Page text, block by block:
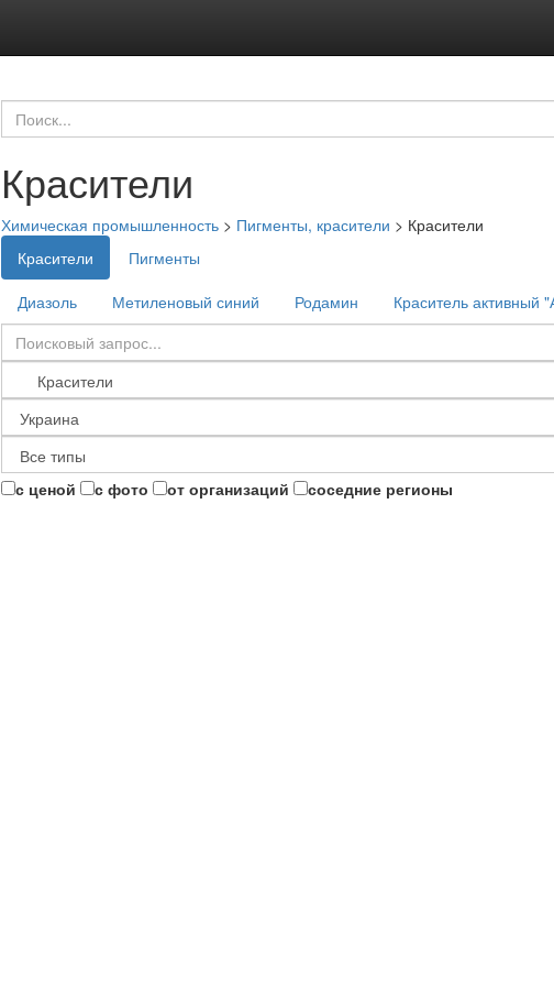
Красители
Химическая промышленность > Пигменты, красители > Красители
Красители
Пигменты
Диазоль
Метиленовый синий Родамин Краситель активный
с ценой с фото от организаций соседние регионы